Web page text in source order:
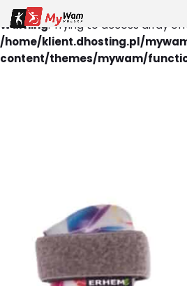
Warning: Trying to access array
/home/klient.dhosting.pl/
content/themes/mywam/